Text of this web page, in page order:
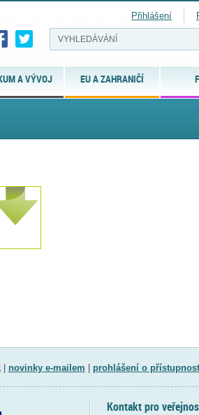
A VÝVOJ EU A ZAHRANIČÍ
Přihlášení
| novinky e-mailem prohlášení o
Kontakt pro